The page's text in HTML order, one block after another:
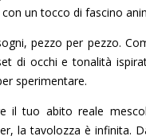
un tocco di fascino
pezzo per pezzo.
di occhi e tonalità
sperimentare.
il tuo abito reale
la tavolozza è infinita.